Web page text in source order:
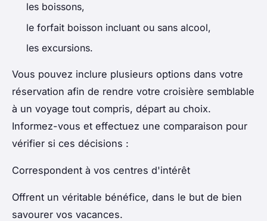
les boissons,
le forfait boisson incluant ou sans alcool,
les excursions.
Vous pouvez inclure plusieurs options dans votre
réservation afin de rendre votre croisière semblable
à un voyage tout compris, départ au choix.
Informez-vous et effectuez une comparaison pour
vérifier si ces décisions :
Correspondent à vos centres d'intérêt
Offrent un véritable bénéfice, dans le but de bien
savourer vos vacances.